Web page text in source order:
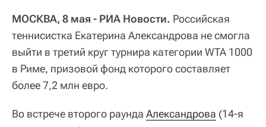
МОСКВА, 8 мая - РИА Новости. Российская
теннисистка Екатерина Александрова не смогла
выйти в третий круг турнира категории WTA 1000
в Риме, призовой фонд которого составляет
более 7,2 млн евро.
Во встрече второго раунда Александрова (14-я